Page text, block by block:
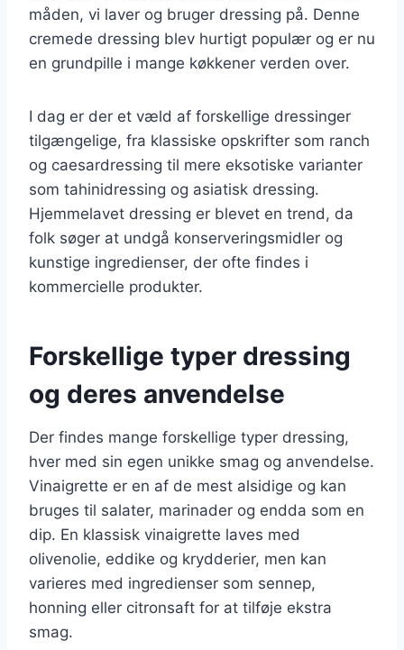
måden, vi laver og bruger dressing på. Denne
cremede dressing blev hurtigt populær og er nu
en grundpille i mange køkkener verden over.
I dag er der et væld af forskellige dressinger
tilgængelige, fra klassiske opskrifter som ranch
og caesardressing til mere eksotiske varianter
som tahinidressing og asiatisk dressing.
Hjemmelavet dressing er blevet en trend, da
folk søger at undgå konserveringsmidler og
kunstige ingredienser, der ofte findes i
kommercielle produkter.
Forskellige typer dressing
og deres anvendelse
Der findes mange forskellige typer dressing,
hver med sin egen unikke smag og anvendelse.
Vinaigrette er en af de mest alsidige og kan
bruges til salater, marinader og endda som en
dip. En klassisk vinaigrette laves med
olivenolie, eddike og krydderier, men kan
varieres med ingredienser som sennep,
honning eller citronsaft for at tilføje ekstra
smag.